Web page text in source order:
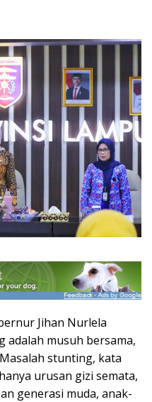
Jihan Nurlela
adalah musuh bersama,
stunting, kata
urusan gizi semata,
generasi muda, anak-